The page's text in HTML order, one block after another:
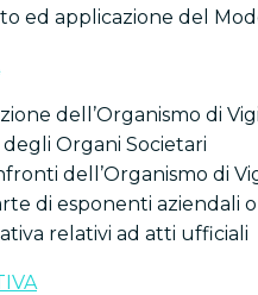
ed applicazione del
dell’Organismo di
Organi Societari
dell’Organismo di
di esponenti aziendali
relativi ad atti ufficiali